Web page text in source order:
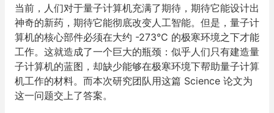
当前，人们对于量子计算机充满了期待，期待它能设计出
神奇的新药，期待它能彻底改变人工智能。但是，量子计
算机的核心部件必须在大约 -273°C 的极寒环境之下才能
工作。这就造成了一个巨大的瓶颈：似乎人们只有建造量
子计算机的蓝图，却缺少能够在极寒环境下帮助量子计算
机工作的材料。而本次研究团队用这篇 Science 论文为
这一问题交上了答案。